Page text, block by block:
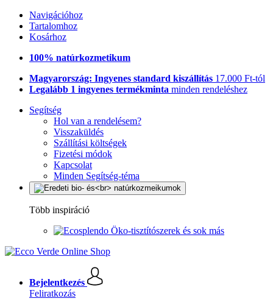
Navigációhoz
Tartalomhoz
Kosárhoz
100% natúrkozmetikum
Magyarország: Ingyenes standard kiszállítás 17.000 Ft-tól
Legalább 1 ingyenes termékminta minden rendeléshez
Segítség
Hol van a rendelésem?
Visszaküldés
Szállítási költségek
Fizetési módok
Kapcsolat
Minden Segítség-téma
Több inspiráció
Öko-tisztítószerek és sok más
Bejelentkezés
Feliratkozás